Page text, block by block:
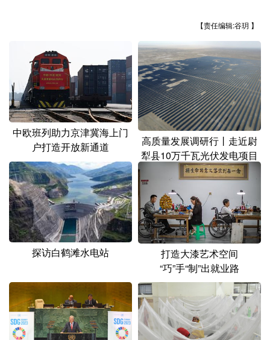
湖南
广东 广西 海南 重庆
四川 贵州 云南 西藏
陕西 甘肃 青海 宁夏
新疆 内蒙古 黑龙江
多语种频道
English Español Français عربى
Русский язык 日本語 한국어
Deutsch Português
【责任编辑:谷玥 】
中欧班列助力京津冀海上门
户打造开放新通道
高质量发展调研行丨走近尉
犁县10万千瓦光伏发电项目
探访白鹤滩水电站
打造大漆艺术空间
“巧”手“制”出就业路